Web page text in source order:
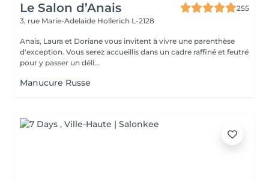
Le Salon d’Anais
255
3, rue Marie-Adelaïde Hollerich L-2128
Anais, Laura et Doriane vous invitent à vivre une parenthèse
d'exception. Vous serez accueillis dans un cadre raffiné et feutré
pour y passer un déli...
Manucure Russe